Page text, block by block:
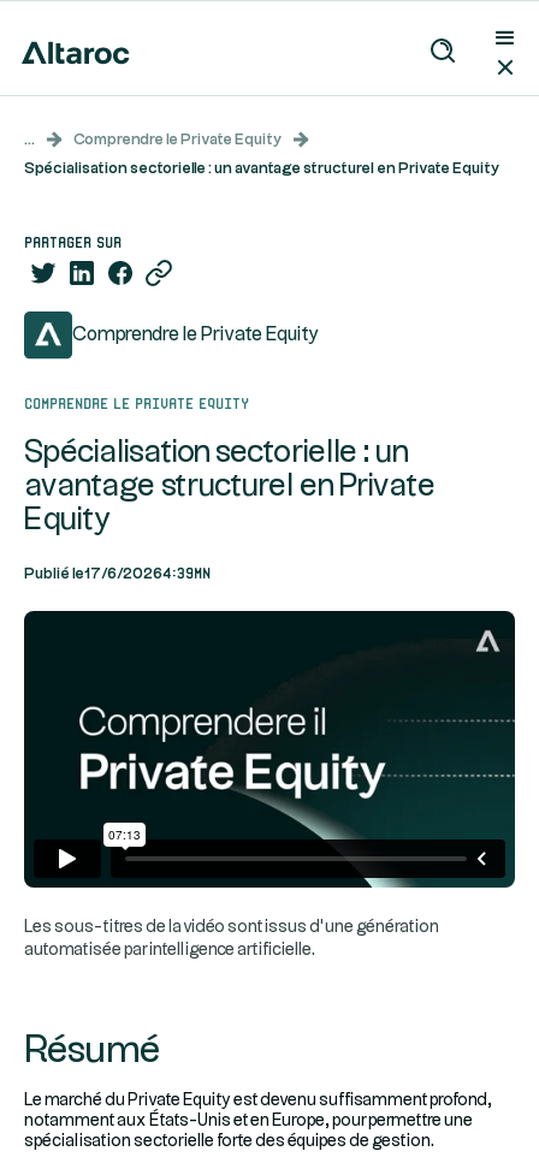
...
Comprendre le Private Equity
Spécialisation sectorielle : un avantage structurel en Private Equity
partager sur
Comprendre le Private Equity
Comprendre le Private Equity
Spécialisation sectorielle : un
avantage structurel en Private
Equity
Publié le17/6/20264:39mn
Les sous-titres de la vidéo sont issus d’une génération
automatisée par intelligence artificielle.
Résumé
Le marché du Private Equity est devenu suffisamment profond,
notamment aux États-Unis et en Europe, pour permettre une
spécialisation sectorielle forte des équipes de gestion.